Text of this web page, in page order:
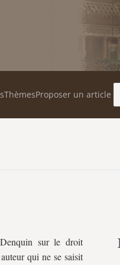
ThèmesProposer un article
Denquin sur le droit
qui ne se saisit